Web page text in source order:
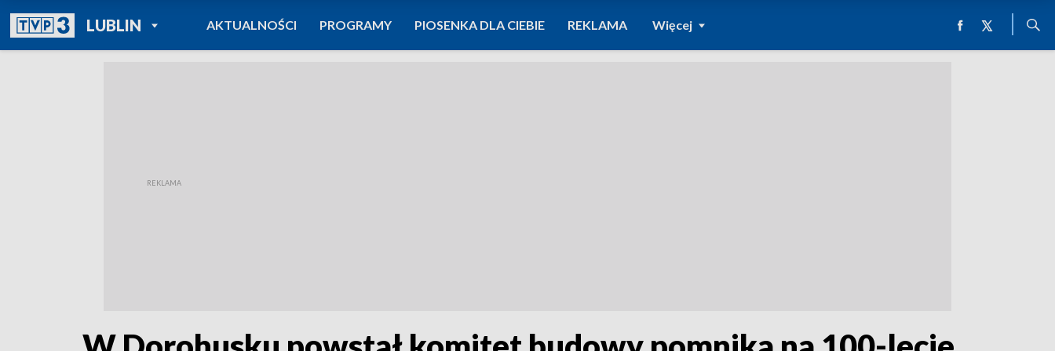
LUBLINPOWRÓT DO
TVP REGIONY
AKTUALNOŚCI PROGRAMY PIOSENKA DLA CIEBIE REKLAMA Więcej